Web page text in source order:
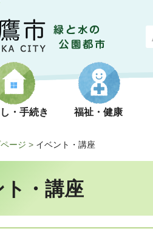
・手続き 福祉・健康
ージ > イベント・講座
ト・講座